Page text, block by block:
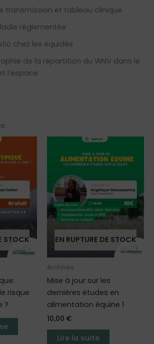
transmission et tableau clinique
réglementée
chez les équidés
de la répartition du WNV dans le
l’espace
STOCK
risque
?
EN RUPTURE DE STOCK
Archives
Mise à jour sur les
dernières études en
alimentation équine 1
10,00 €
Lire la suite